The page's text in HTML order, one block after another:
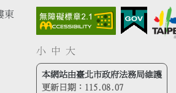
東
小 中 大
本網站由臺北市政府法務局維護
更新日期： 115.08.07